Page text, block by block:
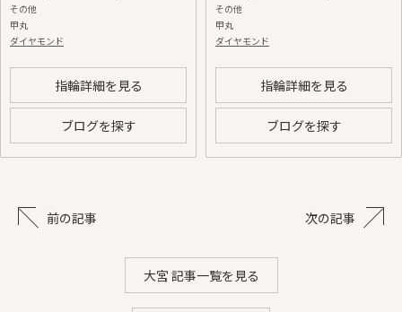
その他
甲丸
ダイヤモンド
指輪詳細を見る
ブログを探す
その他
甲丸
ダイヤモンド
指輪詳細を見る
ブログを探す
前の記事 次の記事
大宮 記事一覧を見る